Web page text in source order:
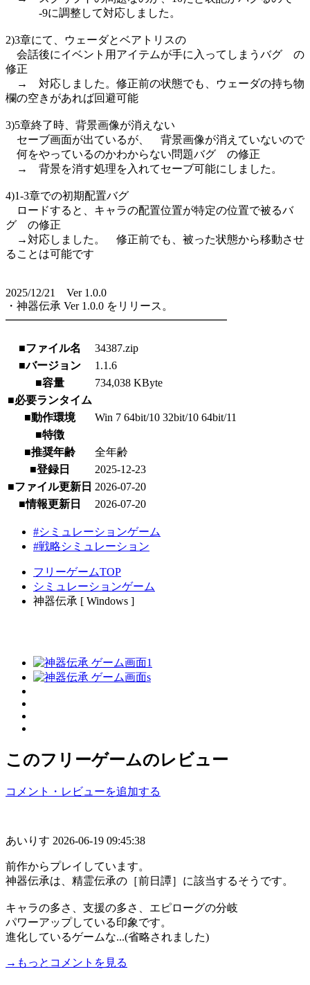
-9に調整して対応しました。
2)3章にて、ウェーダとベアトリスの
会話後にイベント用アイテムが手に入ってしまうバグ の
修正
→ 対応しました。修正前の状態でも、ウェーダの持ち物
欄の空きがあれば回避可能
3)5章終了時、背景画像が消えない
セーブ画面が出ているが、 背景画像が消えていないので
何をやっているのかわからない問題バグ の修正
→ 背景を消す処理を入れてセーブ可能にしました。
4)1-3章での初期配置バグ
ロードすると、キャラの配置位置が特定の位置で被るバ
グ の修正
→対応しました。 修正前でも、被った状態から移動させ
ることは可能です
2025/12/21 Ver 1.0.0
・神器伝承 Ver 1.0.0 をリリース。
━━━━━━━━━━━━━━━━━━━━
■ファイル名
34387.zip
■バージョン
1.1.6
■容量
734,038 KByte
■必要ランタイム
■動作環境
Win 7 64bit/10 32bit/10 64bit/11
■特徴
■推奨年齢
全年齢
■登録日
2025-12-23
■ファイル更新日 2026-07-20
■情報更新日
2026-07-20
#シミュレーションゲーム
#戦略シミュレーション
フリーゲームTOP
シミュレーションゲーム
神器伝承 [ Windows ]
このフリーゲームのレビュー
コメント・レビューを追加する
あいりす 2026-06-19 09:45:38
前作からプレイしています。
神器伝承は、精霊伝承の［前日譚］に該当するそうです。
キャラの多さ、支援の多さ、エピローグの分岐
パワーアップしている印象です。
進化しているゲームな...(省略されました)
→もっとコメントを見る